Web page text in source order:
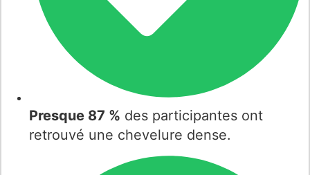
Presque 87 % des participantes ont
retrouvé une chevelure dense.